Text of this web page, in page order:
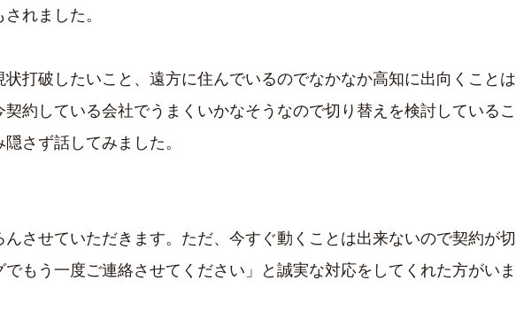
れました。
打破したいこと、遠方に住んでいるのでなかなか高知に出向くことは
約している会社でうまくいかなそうなので切り替えを検討しているこ
さず話してみました。
んさせていただきます。ただ、今すぐ動くことは出来ないので契約が切
もう一度ご連絡させてください」と誠実な対応をしてくれた方がいま